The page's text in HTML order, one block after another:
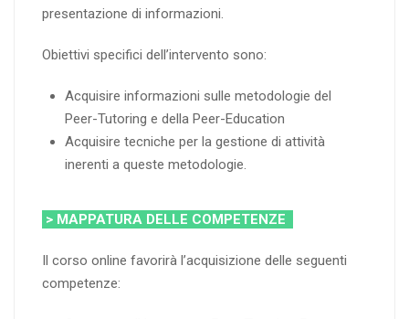
presentazione di informazioni.
Obiettivi specifici dell’intervento sono:
Acquisire informazioni sulle metodologie del
Peer-Tutoring e della Peer-Education
Acquisire tecniche per la gestione di attività
inerenti a queste metodologie.
> MAPPATURA DELLE COMPETENZE
Il corso online favorirà l’acquisizione delle seguenti
competenze: